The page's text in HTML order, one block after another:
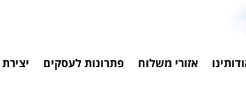
אזורי משלוח פתרונות לעסקים